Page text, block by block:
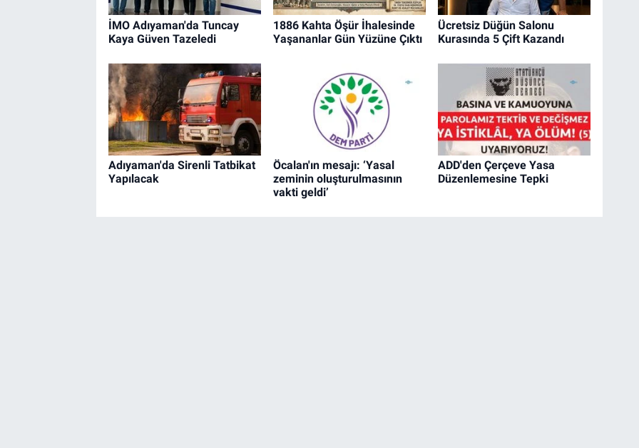
İMO Adıyaman'da Tuncay
Kaya Güven Tazeledi
1886 Kahta Öşür İhalesinde
Yaşananlar Gün Yüzüne Çıktı
Ücretsiz Düğün Salonu
Kurasında 5 Çift Kazandı
Adıyaman'da Sirenli Tatbikat
Yapılacak
Öcalan'ın mesajı: ‘Yasal
zeminin oluşturulmasının
vakti geldi’
ADD'den Çerçeve Yasa
Düzenlemesine Tepki